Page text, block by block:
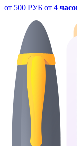
от 500 РУБ от 4